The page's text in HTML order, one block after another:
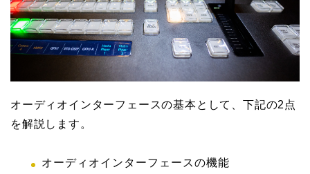
オーディオインターフェースの基本として、下記の2点
を解説します。
オーディオインターフェースの機能